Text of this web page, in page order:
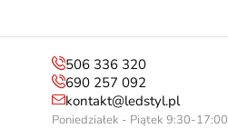
506 336 320
690 257 092
kontakt@ledstyl.pl
Poniedziałek - Piątek 9:30-17:00